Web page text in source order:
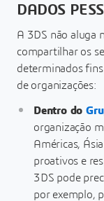
DADOS
A 3DS não aluga
compartilhar os
determinados
de organizações:
Dentro do
organização
Américas,
proativos e
3DS pode
por exemplo,